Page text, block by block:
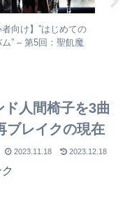
者向け】”はじめての
ム” – 第5回：聖飢魔
ド人間椅子を3曲
ブレイクの現在
2023.11.18 2023.12.18